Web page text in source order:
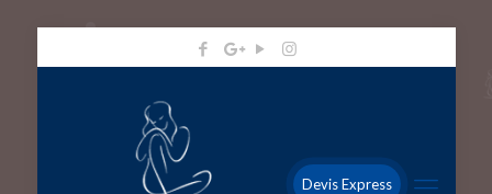
Devis Express